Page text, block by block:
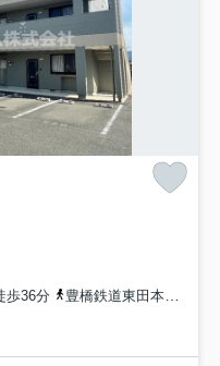
歩36分
豊橋鉄道東田本線「東田」駅 徒歩36分